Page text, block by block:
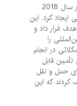
بازگشت تحریم‌ها توسط ایالات متحده در سال 2018
کرد. این
داد و
را
انجام
قابل
و نقل
که این